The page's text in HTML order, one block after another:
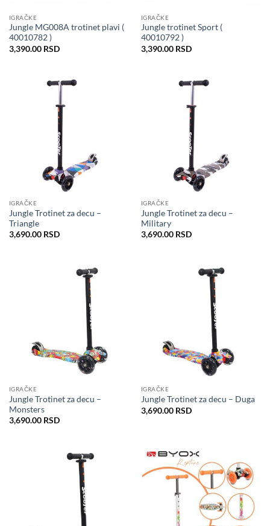
IGRAČKE
Jungle MG008A trotinet plavi (
40010782 )
3,390.00 RSD
IGRAČKE
Jungle trotinet Sport (
40010792 )
3,390.00 RSD
IGRAČKE
Jungle Trotinet za decu –
Triangle
3,690.00 RSD
IGRAČKE
Jungle Trotinet za decu –
Military
3,690.00 RSD
IGRAČKE
Jungle Trotinet za decu –
Monsters
3,690.00 RSD
IGRAČKE
Jungle Trotinet za decu – Duga
3,690.00 RSD